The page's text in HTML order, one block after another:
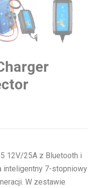
12V/25A z Bluetooth i
inteligentny 7-stopniowy
W zestawie